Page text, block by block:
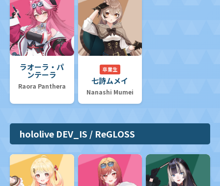
ラオーラ・パ
ンテーラ
Raora Panthera
卒業生
七詩ムメイ
Nanashi Mumei
hololive DEV_IS / ReGLOSS